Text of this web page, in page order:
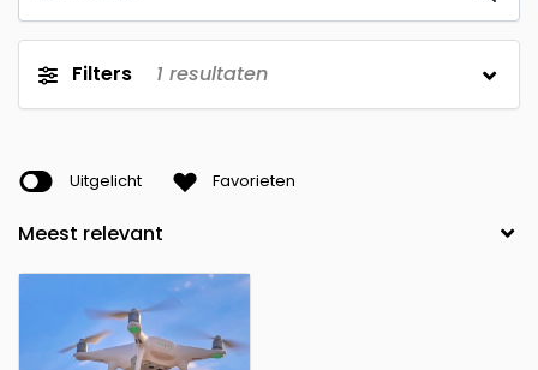
Filters 1 resultaten
Uitgelicht Favorieten